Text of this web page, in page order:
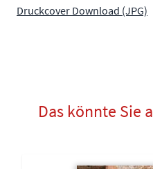
Druckcover Download (JPG)
Das könnte Sie